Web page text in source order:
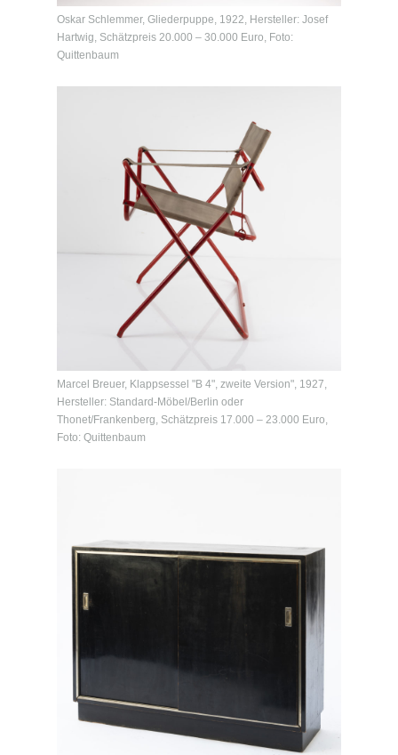
Oskar Schlemmer, Gliederpuppe, 1922, Hersteller: Josef
Hartwig, Schätzpreis 20.000 – 30.000 Euro, Foto:
Quittenbaum
Marcel Breuer, Klappsessel "B 4", zweite Version", 1927,
Hersteller: Standard-Möbel/Berlin oder
Thonet/Frankenberg, Schätzpreis 17.000 – 23.000 Euro,
Foto: Quittenbaum